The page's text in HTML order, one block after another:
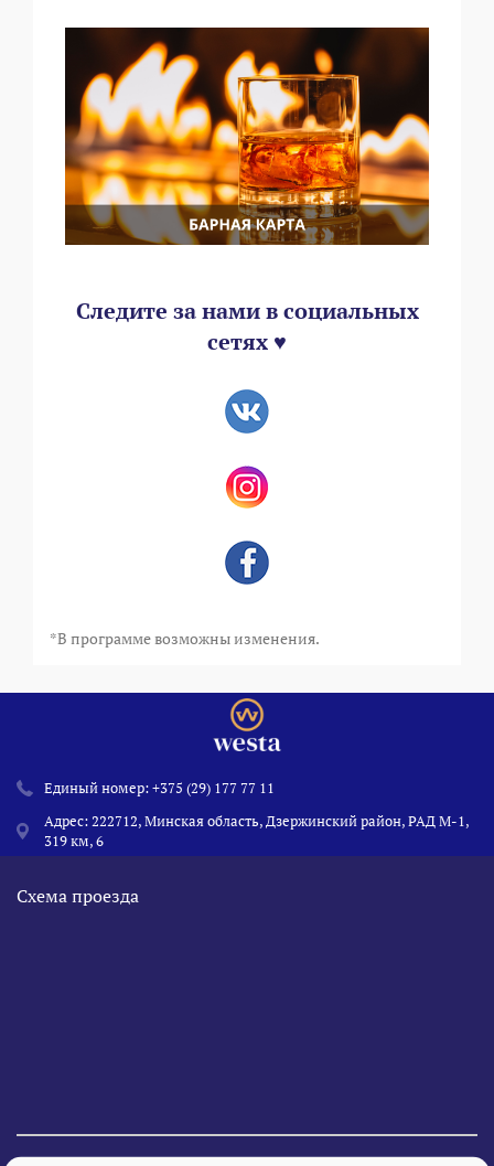
Следите за нами в социальных
сетях ♥
*В программе возможны изменения.
Единый номер:+375 (29) 177 77 11
Адрес: 222712, Минская область, Дзержинский район, РАД М-1,
319 км, 6
Схема проезда